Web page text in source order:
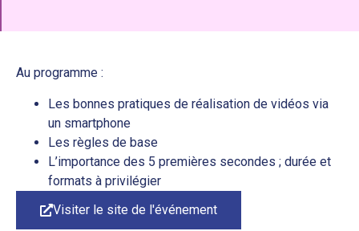
Au programme :
Les bonnes pratiques de réalisation de vidéos via
un smartphone
Les règles de base
L’importance des 5 premières secondes ; durée et
formats à privilégier
Visiter le site de l'événement